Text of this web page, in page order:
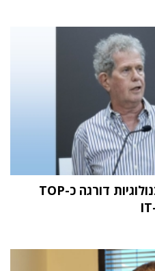
מחקר STKI השנתי: וואן טכנולוגיות דורגה כ-TOP